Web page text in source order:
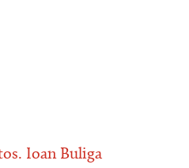
Ioan Buliga